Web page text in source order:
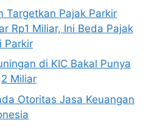
Targetkan Pajak Parkir
Rp1 Miliar, Ini Beda Pajak
Parkir
di KIC Bakal Punya
Miliar
Otoritas Jasa Keuangan